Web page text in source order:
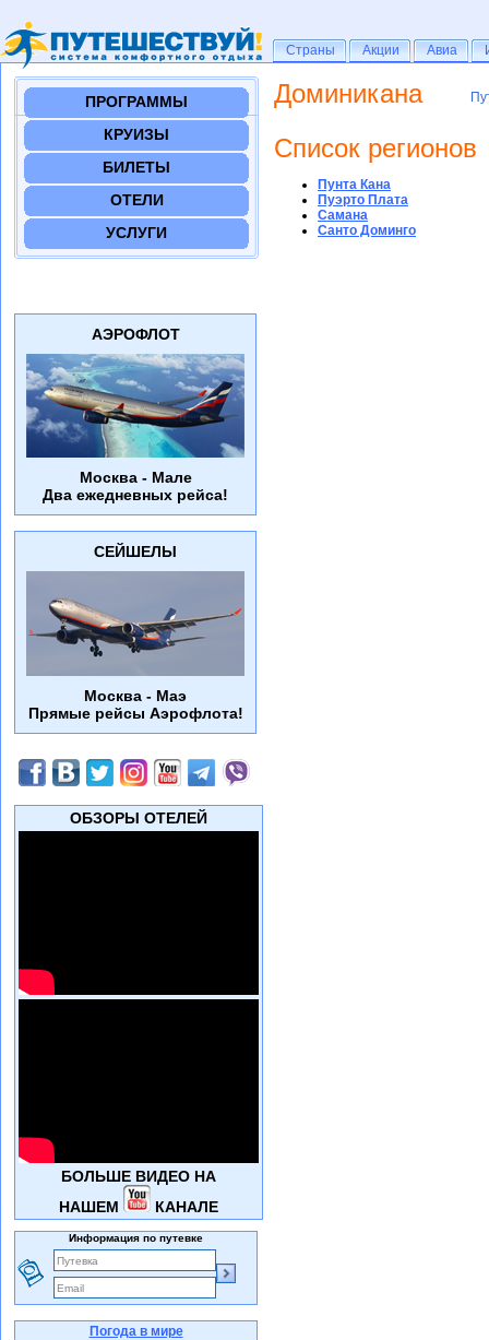
Доминикана
Список регионов
Пунта Кана
Пуэрто Плата
Самана
Санто Доминго
ПРОГРАММЫ
КРУИЗЫ
БИЛЕТЫ
ОТЕЛИ
УСЛУГИ
АЭРОФЛОТ
Москва - Мале
Два ежедневных рейса!
СЕЙШЕЛЫ
Москва - Маэ
Прямые рейсы Аэрофлота!
ОБЗОРЫ ОТЕЛЕЙ
БОЛЬШЕ ВИДЕО НА
НАШЕМ
КАНАЛЕ
Информация по путевке
Погода в мире
Страны
Страны Акции
Акции Авиа
Авиа